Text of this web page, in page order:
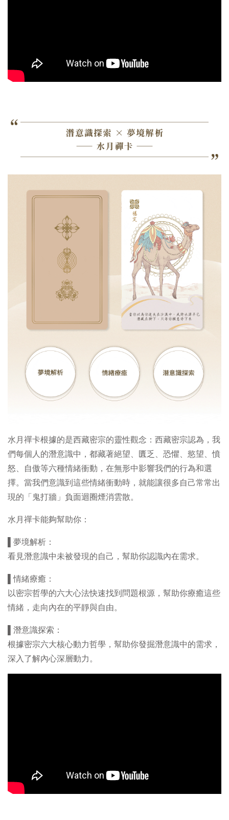
水月禪卡根據的是西藏密宗的靈性觀念：西藏密宗認為，我
們每個人的潛意識中，都藏著絕望、匱乏、恐懼、慾望、憤
怒、自傲等六種情緒衝動，在無形中影響我們的行為和選
擇。當我們意識到這些情緒衝動時，就能讓很多自己常常出
現的「鬼打牆」負面迴圈煙消雲散。
水月禪卡能夠幫助你：
▌夢境解析：
看見潛意識中未被發現的自己，幫助你認識內在需求。
▌情緒療癒：
以密宗哲學的六大心法快速找到問題根源，幫助你療癒這些
情緒，走向內在的平靜與自由。
▌潛意識探索：
根據密宗六大核心動力哲學，幫助你發掘潛意識中的需求，
深入了解內心深層動力。